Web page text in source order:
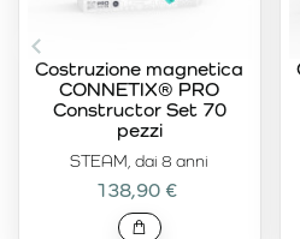
STEAM, dai 8 anni
Costruzione magnetica
CONNETIX® PRO
Constructor Set 70
pezzi
138,90 €